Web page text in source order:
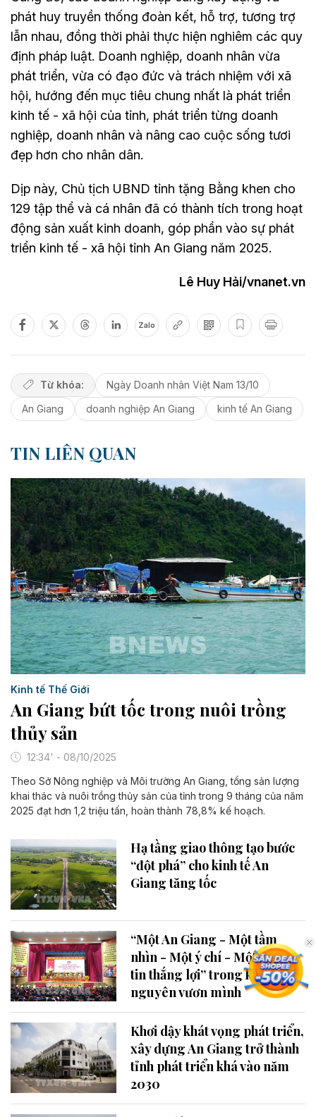
phát huy truyền thống đoàn kết, hỗ trợ, tương trợ
lẫn nhau, đồng thời phải thực hiện nghiêm các quy
định pháp luật. Doanh nghiệp, doanh nhân vừa
phát triển, vừa có đạo đức và trách nhiệm với xã
hội, hướng đến mục tiêu chung nhất là phát triển
kinh tế - xã hội của tỉnh, phát triển từng doanh
nghiệp, doanh nhân và nâng cao cuộc sống tươi
đẹp hơn cho nhân dân.
Dịp này, Chủ tịch UBND tỉnh tặng Bằng khen cho
129 tập thể và cá nhân đã có thành tích trong hoạt
động sản xuất kinh doanh, góp phần vào sự phát
triển kinh tế - xã hội tỉnh An Giang năm 2025.
Lê Huy Hải/vnanet.vn
Zalo
Từ khóa:
Ngày Doanh nhân Việt Nam 13/10
An Giang
doanh nghiệp An Giang kinh tế An Giang
TIN LIÊN QUAN
Kinh tế Thế Giới
An Giang bứt tốc trong nuôi trồng
thủy sản
12:34' - 08/10/2025
Theo Sở Nông nghiệp và Môi trường An Giang, tổng sản lượng
khai thác và nuôi trồng thủy sản của tỉnh trong 9 tháng của năm
2025 đạt hơn 1,2 triệu tấn, hoàn thành 78,8% kế hoạch.
Hạ tầng giao thông tạo bước
“đột phá” cho kinh tế An
Giang tăng tốc
“Một An Giang - Một tầm
nhìn - Một ý chí - Một niềm
tin thắng lợi” trong kỷ
nguyên vươn mình
Khơi dậy khát vọng phát triển,
xây dựng An Giang trở thành
tỉnh phát triển khá vào năm
2030